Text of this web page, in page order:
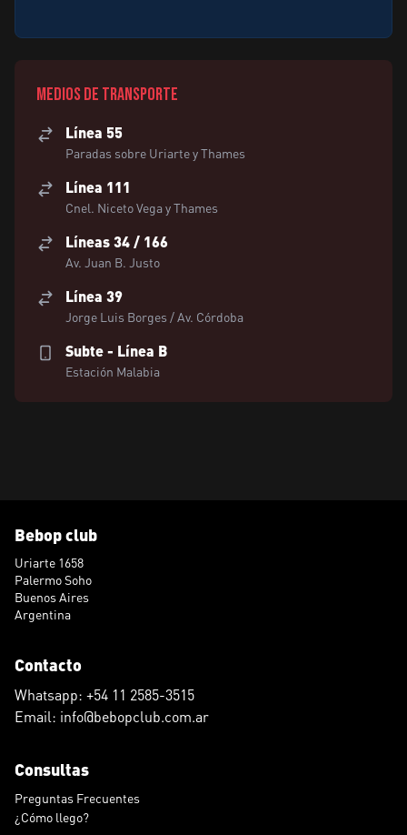
Medios de transporte
Línea 55
Paradas sobre Uriarte y Thames
Línea 111
Cnel. Niceto Vega y Thames
Líneas 34 / 166
Av. Juan B. Justo
Línea 39
Jorge Luis Borges / Av. Córdoba
Subte - Línea B
Estación Malabia
Bebop club
Uriarte 1658
Palermo Soho
Buenos Aires
Argentina
Contacto
Whatsapp: +54 11 2585-3515
Email: info@bebopclub.com.ar
Consultas
Preguntas Frecuentes
¿Cómo llego?